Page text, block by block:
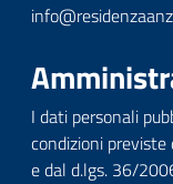
I dati personali
condizioni
e dal d.lgs. 36/